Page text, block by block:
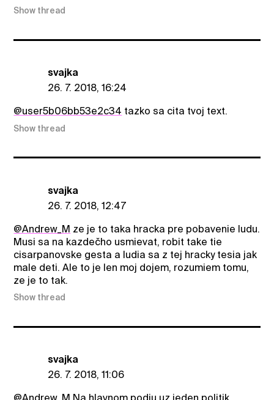
Show thread
svajka
26. 7. 2018, 16:24
@user5b06bb53e2c34 tazko sa cita tvoj text.
Show thread
svajka
26. 7. 2018, 12:47
@Andrew_M ze je to taka hracka pre pobavenie ludu.
Musi sa na kazdečho usmievat, robit take tie
cisarpanovske gesta a ludia sa z tej hracky tesia jak
male deti. Ale to je len moj dojem, rozumiem tomu,
ze je to tak.
Show thread
svajka
26. 7. 2018, 11:06